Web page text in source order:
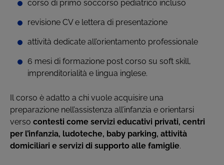
corso di primo soccorso pediatrico incluso
revisione CV e lettera di presentazione
attività dedicate all’orientamento professionale
6 mesi di formazione post corso su soft skill,
imprenditorialità e lingua inglese.
Il corso è adatto a chi vuole acquisire una
preparazione nell’assistenza all’infanzia e orientarsi
verso contesti come servizi educativi privati, centri
per l’infanzia, ludoteche, baby parking, attività
domiciliari e servizi di supporto alle famiglie.